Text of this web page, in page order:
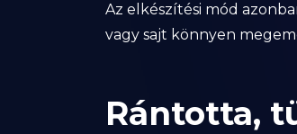
Az elkészítési mód
vagy sajt könnyen
Rántotta,